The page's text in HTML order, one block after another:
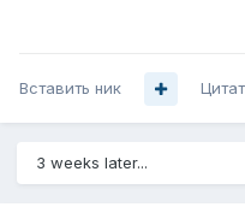
Вставить ник
3 weeks later...